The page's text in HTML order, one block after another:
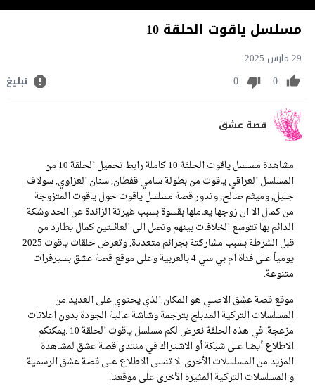
مسلسل ياقوت الحلقة 10
29 مارس 2025
0
0 تبليغ
قصة عشق
مشاهدة مسلسل ياقوت الحلقة 10 كاملة رابط تحميل الحلقة 10 من
المسلسل العراقي ياقوت من بطولة سامي قفطان, سنان العزاوي, سولاف
جليل, وميثم صالح, وتدور قصة مسلسل ياقوت حول ياقوت المتزوجة
من كمال الا ان زوجها يعاملها بقسوة بسبب غيرتة الزائدة عن الحد وشكة
الدائم بها تتوسع الخلافات بينهم وتصل الى العائلتين كمال يطارد من
قبل الشرطة بسبب مشاركتة بجرائم متعددة, وتعرض حلقات ياقوت 2025
يومياً على قناة ام بي سي 4 بالعربية وعلى موقع قصة عشق بسيرفرات
متنوعة.
موقع قصة عشق الاصلي هو المكان الذي يحتوي على العديد من
المسلسلات التركية المدبلج بترجمة وشاشة عالية الجودة بدون اعلانات
مزعجة. في هذه الحلقة نعرض لكم مسلسل ياقوت الحلقة 10 .يمكنكم
الاطلاع أيضا على شبكة أو الاشتراك في منتدى قصة عشق لمشاهدة
المزيد من المسلسلات الأخرى. لا تنسى الاطلاع على قصة عشق الرسمية
و المسلسلات التركية المثيرة الأخرى على موقعنا.